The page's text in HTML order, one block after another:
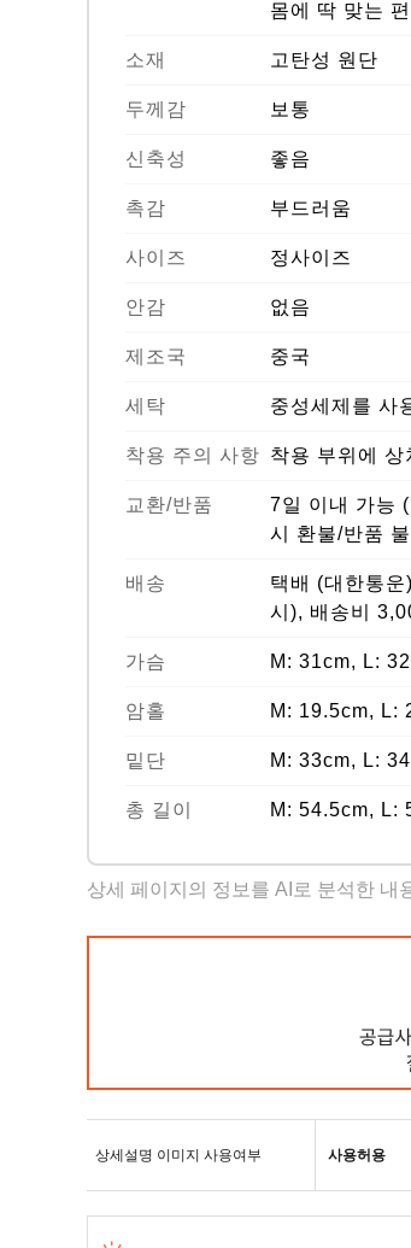
몸에 딱 맞는
소재 고탄성 원단
두께감 보통
신축성 좋음
촉감 부드러움
사이즈 정사이즈
안감 없음
제조국 중국
세탁 중성세제를 사
착용 주의 사항 착용 부위에 상
교환/반품
7일 이내 가능
시 환불/반품
배송
택배 (대한통
시), 배송비
가슴 M: 31cm, L:
암홀 M: 19.5cm, L:
밑단 M: 33cm, L:
총 길이 M: 54.5cm, L:
상세 페이지의 정보를 AI로 분석한 내
상세설명 이미지 사용여부 사용허용